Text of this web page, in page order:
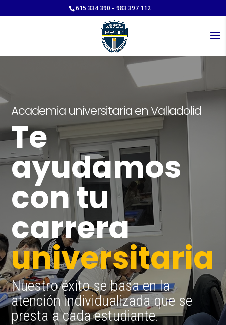
615 334 390 - 983 397 112
Academia universitaria en Valladolid
Te
ayudamos
con tu
carrera
universitaria
Nuestro éxito se basa en la
atención individualizada que se
presta a cada estudiante.